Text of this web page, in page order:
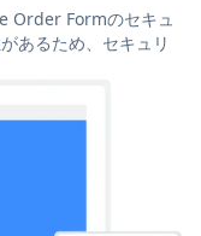
Order Formのセキュ
あるため、セキュリ